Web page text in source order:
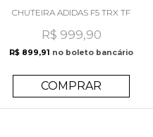
CHUTEIRA ADIDAS F5 TRX TF
R$ 999,90
R$ 899,91 no boleto bancário
COMPRAR